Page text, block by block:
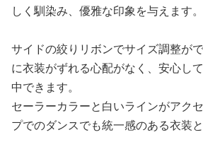
しく馴染み、優雅な印象を与えます。
サイドの絞りリボンでサイズ調整が
に衣装がずれる心配がなく、安心し
中できます。
セーラーカラーと白いラインがアク
プでのダンスでも統一感のある衣装